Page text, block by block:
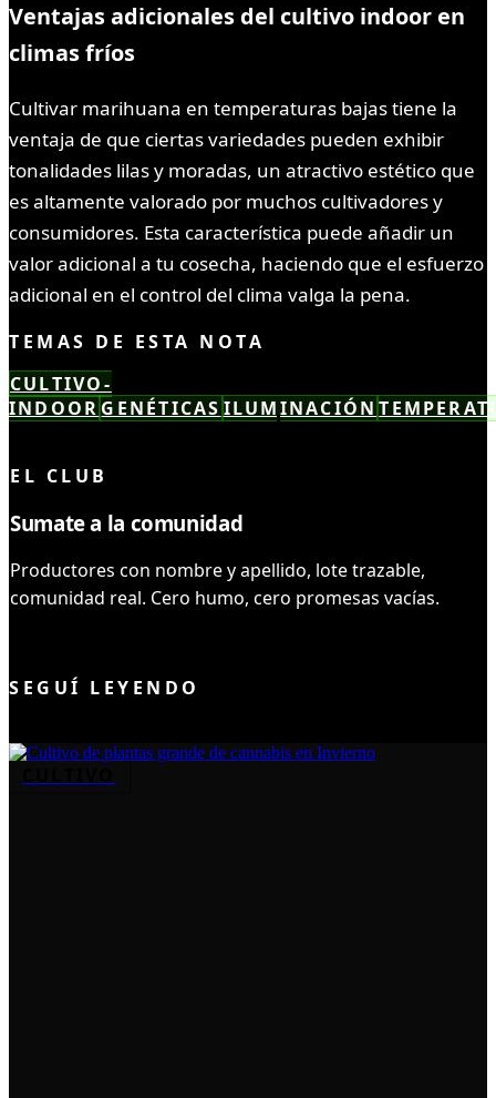
Ventajas adicionales del cultivo indoor en
climas fríos
Cultivar marihuana en temperaturas bajas tiene la
ventaja de que ciertas variedades pueden exhibir
tonalidades lilas y moradas, un atractivo estético que
es altamente valorado por muchos cultivadores y
consumidores. Esta característica puede añadir un
valor adicional a tu cosecha, haciendo que el esfuerzo
adicional en el control del clima valga la pena.
TEMAS DE ESTA NOTA
CULTIVO-
INDOOR GENÉTICAS ILUMINACIÓN
EL CLUB
Sumate a la comunidad
Productores con nombre y apellido, lote trazable,
comunidad real. Cero humo, cero promesas vacías.
SEGUÍ LEYENDO